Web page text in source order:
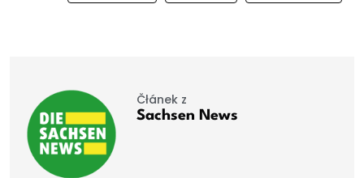
Čłánek z
Sachsen News